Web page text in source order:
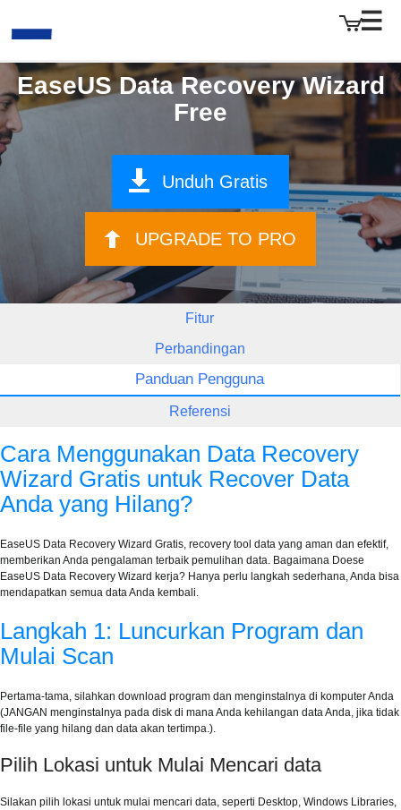
EaseUS
EaseUS Data Recovery Wizard
Free
Unduh Gratis
UPGRADE TO PRO
Fitur
Perbandingan
Panduan Pengguna
Referensi
Cara Menggunakan Data Recovery
Wizard Gratis untuk Recover Data
Anda yang Hilang?
EaseUS Data Recovery Wizard Gratis, recovery tool data yang aman dan efektif,
memberikan Anda pengalaman terbaik pemulihan data. Bagaimana Doese
EaseUS Data Recovery Wizard kerja? Hanya perlu langkah sederhana, Anda bisa
mendapatkan semua data Anda kembali.
Langkah 1: Luncurkan Program dan
Mulai Scan
Pertama-tama, silahkan download program dan menginstalnya di komputer Anda
(JANGAN menginstalnya pada disk di mana Anda kehilangan data Anda, jika tidak
file-file yang hilang dan data akan tertimpa.).
Pilih Lokasi untuk Mulai Mencari data
Silakan pilih lokasi untuk mulai mencari data, seperti Desktop, Windows Libraries,